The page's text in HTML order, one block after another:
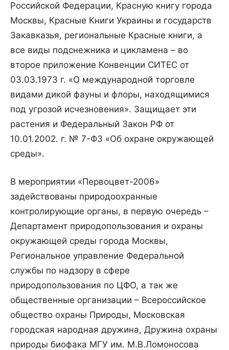
Российской Федерации, Красную книгу города
Москвы, Красные Книги Украины и государств
Закавказья, региональные Красные книги, а
все виды подснежника и цикламена – во
второе приложение Конвенции СИТЕС от
03.03.1973 г. «О международной торговле
видами дикой фауны и флоры, находящимися
под угрозой исчезновения». Защищает эти
растения и Федеральный Закон РФ от
10.01.2002. г. № 7-ФЗ «Об охране окружающей
среды».
В мероприятии «Первоцвет-2006»
задействованы природоохранные
контролирующие органы, в первую очередь –
Департамент природопользования и охраны
окружающей среды города Москвы,
Региональное управление Федеральной
службы по надзору в сфере
природопользования по ЦФО, а так же
общественные организации – Всероссийское
общество охраны Природы, Московская
городская народная дружина, Дружина охраны
природы биофака МГУ им. М.В.Ломоносова